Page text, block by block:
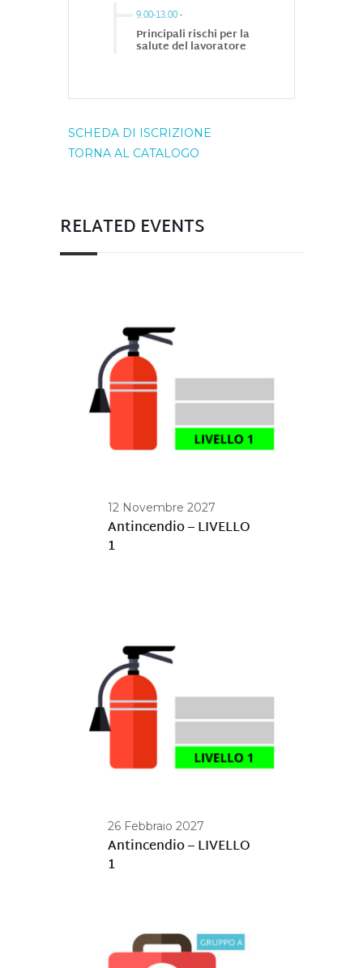
9.00-13.00-
Principali rischi per la
salute del lavoratore
SCHEDA DI ISCRIZIONE
TORNA AL CATALOGO
RELATED EVENTS
12 Novembre 2027
Antincendio – LIVELLO
1
26 Febbraio 2027
Antincendio – LIVELLO
1